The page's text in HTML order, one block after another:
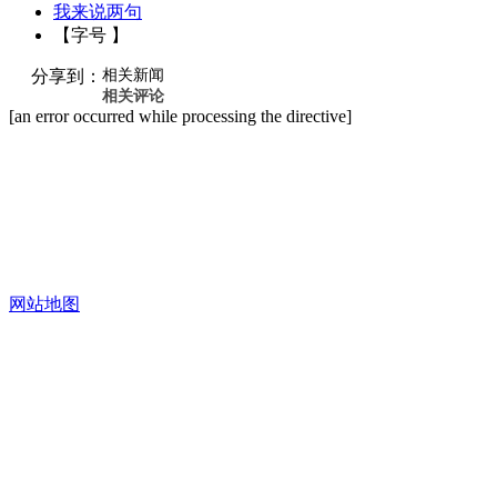
我来说两句
【字号 】
分享到： 相关新闻
相关评论
[an error occurred while processing the directive]
网站地图